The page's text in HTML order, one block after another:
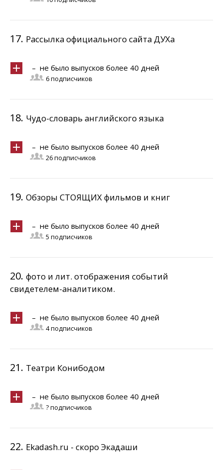
17. Рассылка официального сайта ДУХа
– не было выпусков более 40 дней
6 подписчиков
18. Чудо-словарь английского языка
– не было выпусков более 40 дней
26 подписчиков
19. Обзоры СТОЯЩИХ фильмов и книг
– не было выпусков более 40 дней
5 подписчиков
20. фото и лит. отображения событий
свидетелем-аналитиком.
– не было выпусков более 40 дней
4 подписчиков
21. Театри Конибодом
– не было выпусков более 40 дней
? подписчиков
22. Ekadash.ru - скоро Экадаши